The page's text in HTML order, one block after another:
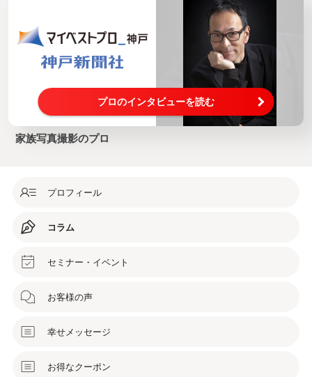
プロのインタビューを読む
家族写真撮影のプロ
プロフィール
コラム
セミナー・イベント
お客様の声
幸せメッセージ
お得なクーポン